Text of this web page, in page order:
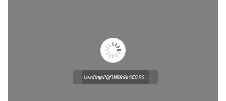
Loading WEBGL 3D ...
Loading PDF Worker CORS ...